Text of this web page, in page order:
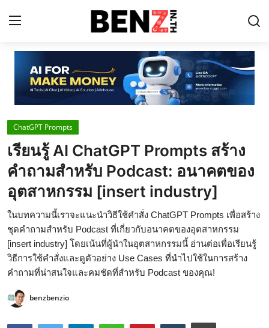
Home
Contact
AI Tools
ChatGPT Prompts
ThaiGPT Builder
คอร์สเรียน ChatGPT
ChatGPT Prompts
เรียนรู้ AI ChatGPT Prompts สร้าง
คำถามสำหรับ Podcast: อนาคตของ
อุตสาหกรรม [insert industry]
ในบทความนี้เราจะแนะนำวิธีใช้คำสั่ง ChatGPT Prompts เพื่อสร้าง
ชุดคำถามสำหรับ Podcast ที่เกี่ยวกับอนาคตของอุตสาหกรรม
[insert industry] โดยเน้นที่ผู้นำในอุตสาหกรรมนี้ อ่านต่อเพื่อเรียนรู้
วิธีการใช้คำสั่งและดูตัวอย่าง Use Cases ที่นำไปใช้ในการสร้าง
คำถามที่น่าสนใจและคมชัดที่สำหรับ Podcast ของคุณ!
benzbenzio